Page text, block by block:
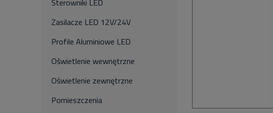
Sterowniki LED
Zasilacze LED 12V/24V
Profile Aluminiowe LED
Oświetlenie wewnętrzne
Oświetlenie zewnętrzne
Pomieszczenia